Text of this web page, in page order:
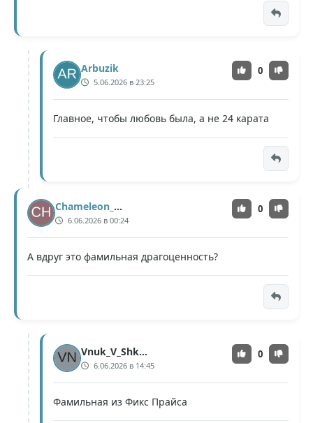
Arbuzik
5.06.2026 в 23:25
0
Главное, чтобы любовь была, а не 24 карата
Chameleon_Shift
6.06.2026 в 00:24
0
А вдруг это фамильная драгоценность?
Vnuk_V_Shkole
6.06.2026 в 14:45
0
Фамильная из Фикс Прайса